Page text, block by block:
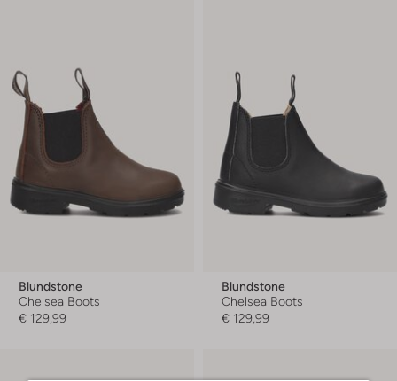
Blundstone
Chelsea Boots
€ 129,99
Blundstone
Chelsea Boots
€ 129,99